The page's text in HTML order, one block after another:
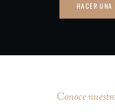
HACER UNA
Conoce